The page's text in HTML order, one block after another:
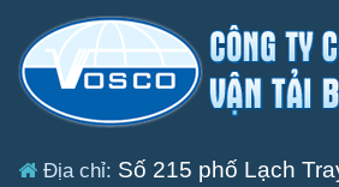
Địa chỉ: Số 215 phố Lạch